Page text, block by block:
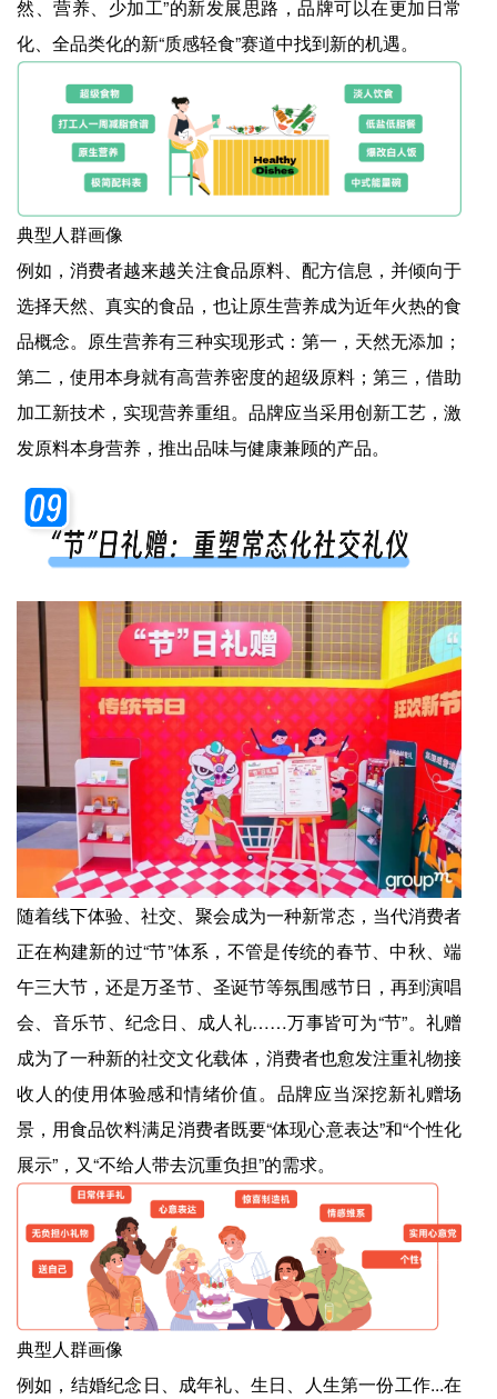
然、营养、少加工”的新发展思路，品牌可以在更加日常
化、全品类化的新“质感轻食”赛道中找到新的机遇。
典型人群画像
例如，消费者越来越关注食品原料、配方信息，并倾向于
选择天然、真实的食品，也让原生营养成为近年火热的食
品概念。原生营养有三种实现形式：第一，天然无添加；
第二，使用本身就有高营养密度的超级原料；第三，借助
加工新技术，实现营养重组。品牌应当采用创新工艺，激
发原料本身营养，推出品味与健康兼顾的产品。
随着线下体验、社交、聚会成为一种新常态，当代消费者
正在构建新的过“节”体系，不管是传统的春节、中秋、端
午三大节，还是万圣节、圣诞节等氛围感节日，再到演唱
会、音乐节、纪念日、成人礼……万事皆可为“节”。礼赠
成为了一种新的社交文化载体，消费者也愈发注重礼物接
收人的使用体验感和情绪价值。品牌应当深挖新礼赠场
景，用食品饮料满足消费者既要“体现心意表达”和“个性化
展示”，又“不给人带去沉重负担”的需求。
典型人群画像
例如，结婚纪念日、成年礼、生日、人生第一份工作...在